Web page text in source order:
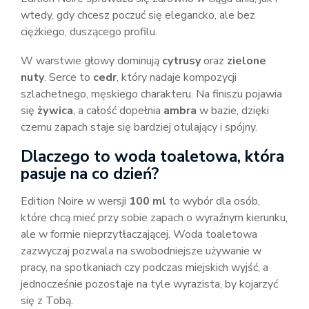
wtedy, gdy chcesz poczuć się elegancko, ale bez
ciężkiego, duszącego profilu.
W warstwie głowy dominują cytrusyoraz zielone
nuty. Serce to cedr, który nadaje kompozycji
szlachetnego, męskiego charakteru. Na finiszu pojawia
się żywica, a całość dopełnia ambra w bazie, dzięki
czemu zapach staje się bardziej otulający i spójny.
Dlaczego to woda toaletowa, która
pasuje na co dzień?
Edition Noire w wersji 100 ml to wybór dla osób,
które chcą mieć przy sobie zapach o wyraźnym kierunku,
ale w formie nieprzytłaczającej. Woda toaletowa
zazwyczaj pozwala na swobodniejsze używanie w
pracy, na spotkaniach czy podczas miejskich wyjść, a
jednocześnie pozostaje na tyle wyrazista, by kojarzyć
się z Tobą.